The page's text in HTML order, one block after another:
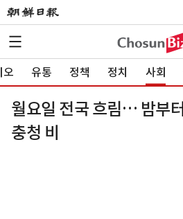
오 유통 정책 정치 사회
월요일 전국 흐림… 밤부
충청 비